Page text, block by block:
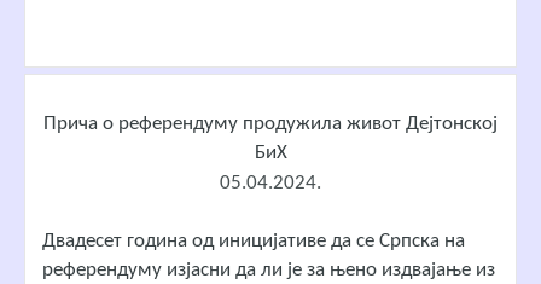
Прича о референдуму продужила живот Дејтонској
БиХ
05.04.2024.
Двадесет година од иницијативе да се Српска на
референдуму изјасни да ли је за њено издвајање из